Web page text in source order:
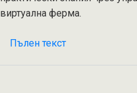
виртуална ферма.
Пълен текст